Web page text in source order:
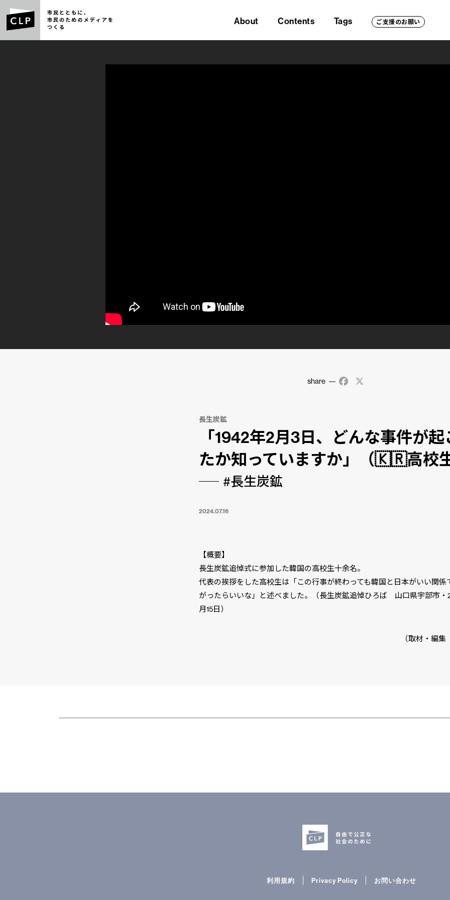
About Contents Tags ご支援のお願い
share Facebook
長生炭鉱
「1942年2月3日、どんな事件が起
たか知っていますか」（🇰🇷高校
#長生炭鉱
2024.07.16
【概要】
長生炭鉱追悼式に参加した韓国の高校生十余名。
代表の挨拶をした高校生は「この行事が終わっても韓国と日本がいい関係
がったらいいな」と述べました。（長生炭鉱追悼ひろば 山口県宇部市・
月15日）
（取材・編
利用規約 Privacy Policy お問い合わせ